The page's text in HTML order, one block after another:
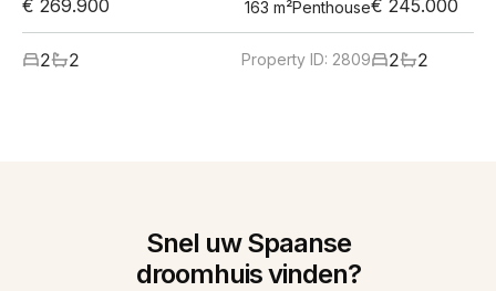
€ 269.900
163 m²Penthouse
2 2 Property ID: 2809
€ 245.000
2 2
Snel uw Spaanse
droomhuis vinden?